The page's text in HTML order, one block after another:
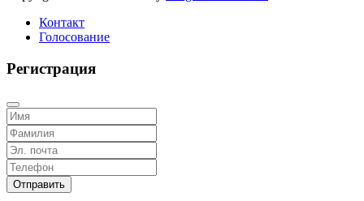
Контакт
Голосование
Регистрация
Отправить